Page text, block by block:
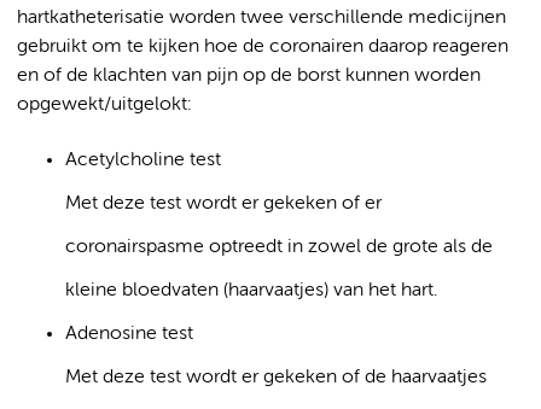
hartkatheterisatie worden twee verschillende medicijnen
gebruikt om te kijken hoe de coronairen daarop reageren
en of de klachten van pijn op de borst kunnen worden
opgewekt/uitgelokt:
Acetylcholine test
Met deze test wordt er gekeken of er
coronairspasme optreedt in zowel de grote als de
kleine bloedvaten (haarvaatjes) van het hart.
Adenosine test
Met deze test wordt er gekeken of de haarvaatjes